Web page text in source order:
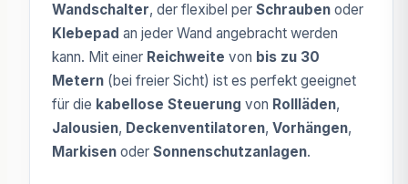
Wandschalter, der flexibel per Schrauben oder
Klebepad an jeder Wand angebracht werden
kann. Mit einer Reichweite von bis zu 30
Metern (bei freier Sicht) ist es perfekt geeignet
für die kabellose Steuerung von Rollläden,
Jalousien, Deckenventilatoren, Vorhängen,
Markisen oder Sonnenschutzanlagen.